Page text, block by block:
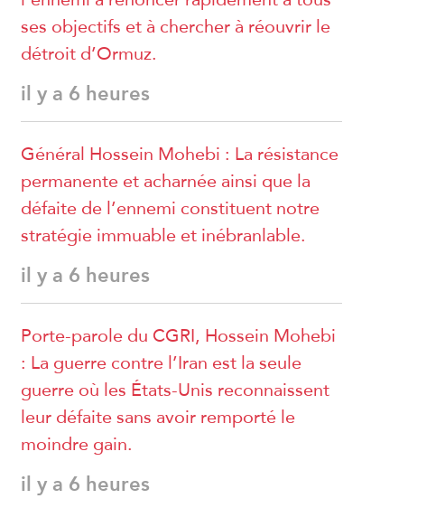
ses objectifs et à chercher à réouvrir le
détroit d’Ormuz.
il y a 6 heures
Général Hossein Mohebi : La résistance
permanente et acharnée ainsi que la
défaite de l’ennemi constituent notre
stratégie immuable et inébranlable.
il y a 6 heures
Porte-parole du CGRI, Hossein Mohebi
: La guerre contre l’Iran est la seule
guerre où les États-Unis reconnaissent
leur défaite sans avoir remporté le
moindre gain.
il y a 6 heures